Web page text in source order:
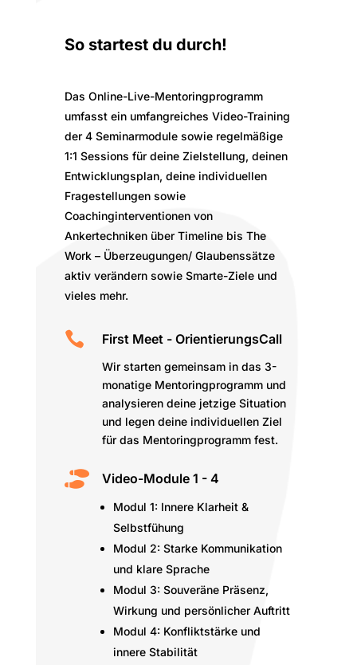
So startest du durch!
Das Online-Live-Mentoringprogramm
umfasst ein umfangreiches Video-Training
der 4 Seminarmodule sowie regelmäßige
1:1 Sessions für deine Zielstellung, deinen
Entwicklungsplan, deine individuellen
Fragestellungen sowie
Coachinginterventionen von
Ankertechniken über Timeline bis The
Work – Überzeugungen/ Glaubenssätze
aktiv verändern sowie Smarte-Ziele und
vieles mehr.
 First Meet - OrientierungsCall
Wir starten gemeinsam in das 3-
monatige Mentoringprogramm und
analysieren deine jetzige Situation
und legen deine individuellen Ziel
für das Mentoringprogramm fest.
 Video-Module 1 - 4
Modul 1: Innere Klarheit &
Selbstfühung
Modul 2: Starke Kommunikation
und klare Sprache
Modul 3: Souveräne Präsenz,
Wirkung und persönlicher Auftritt
Modul 4: Konfliktstärke und
innere Stabilität